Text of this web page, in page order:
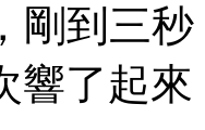
到三秒
響了起